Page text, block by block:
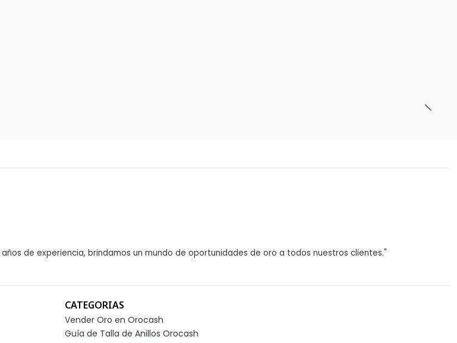
de experiencia, brindamos un mundo de oportunidades de oro a todos nuestros clientes."
CATEGORIAS
Vender Oro en Orocash
Guía de Talla de Anillos Orocash